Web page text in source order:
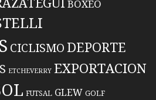
BOXEO
CICLISMO DEPORTE
ETCHEVERRY EXPORTACION
FUTSAL GLEW GOLF